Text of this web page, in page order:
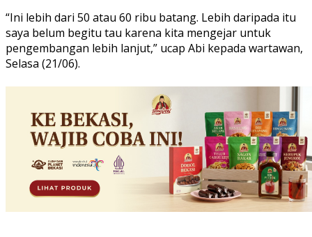
“Ini lebih dari 50 atau 60 ribu batang. Lebih daripada itu
saya belum begitu tau karena kita mengejar untuk
pengembangan lebih lanjut,” ucap Abi kepada wartawan,
Selasa (21/06).